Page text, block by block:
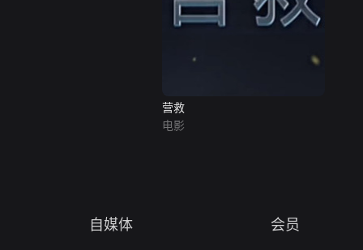
营救
电影
自媒体 会员